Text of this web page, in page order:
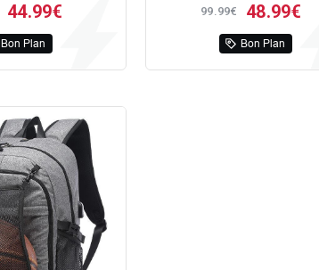
44 99€
Bon Plan
99 99€ 48 99€
Bon Plan